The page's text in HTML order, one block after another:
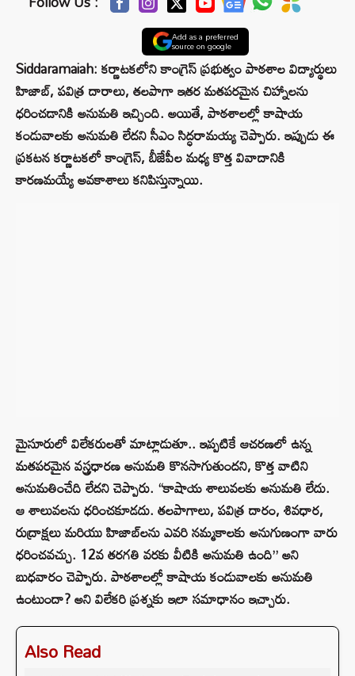
Add as a preferred
source on google
Siddaramaiah: కర్ణాటకలోని కాంగ్రెస్ ప్రభుత్వం పాఠశాల విద్యార్థులు
హిజాబ్, పవిత్ర దారాలు, తలపాగా ఇతర మతపరమైన చిహ్నాలను
ధరించడానికి అనుమతి ఇచ్చింది. అయితే, పాఠశాలల్లో కాషాయ
కండువాలకు అనుమతి లేదని సీఎం సిద్ధరామయ్య చెప్పారు. ఇప్పుడు ఈ
ప్రకటన కర్ణాటకలో కాంగ్రెస్, బీజేపీల మధ్య కొత్త వివాదానికి
కారణమయ్యే అవకాశాలు కనిపిస్తున్నాయి.
మైసూరులో విలేకరులతో మాట్లాడుతూ.. ఇప్పటికే ఆచరణలో ఉన్న
మతపరమైన వస్త్రధారణ అనుమతి కొనసాగుతుందని, కొత్త వాటిని
అనుమతించేది లేదని చెప్పారు. “కాషాయ శాలువలకు అనుమతి లేదు.
ఆ శాలువలను ధరించకూడదు. తలపాగాలు, పవిత్ర దారం, శివధార,
రుద్రాక్షలు మరియు హిజాబ్‌లను ఎవరి నమ్మకాలకు అనుగుణంగా వారు
ధరించవచ్చు. 12వ తరగతి వరకు వీటికి అనుమతి ఉంది” అని
బుధవారం చెప్పారు. పాఠశాలల్లో కాషాయ కండువాలకు అనుమతి
ఉంటుందా? అని విలేకరి ప్రశ్నకు ఇలా సమాధానం ఇచ్చారు.
Also Read